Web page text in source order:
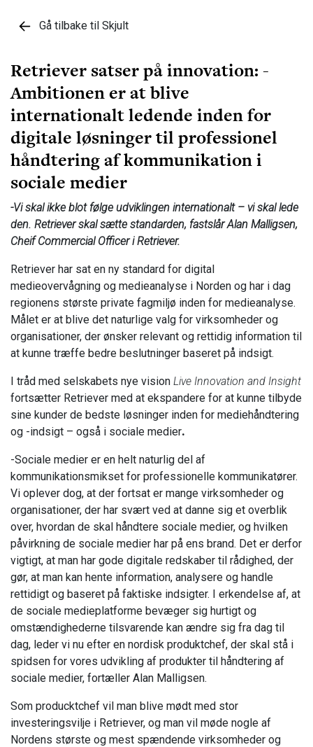
Gå tilbake til Skjult
Retriever satser på innovation: -
Ambitionen er at blive
internationalt ledende inden for
digitale løsninger til professionel
håndtering af kommunikation i
sociale medier
-Vi skal ikke blot følge udviklingen internationalt – vi skal lede
den. Retriever skal sætte standarden, fastslår Alan Malligsen,
Cheif Commercial Officer i Retriever.
Retriever har sat en ny standard for digital
medieovervågning og medieanalyse i Norden og har i dag
regionens største private fagmiljø inden for medieanalyse.
Målet er at blive det naturlige valg for virksomheder og
organisationer, der ønsker relevant og rettidig information til
at kunne træffe bedre beslutninger baseret på indsigt.
I tråd med selskabets nye vision Live Innovation and Insight
fortsætter Retriever med at ekspandere for at kunne tilbyde
sine kunder de bedste løsninger inden for mediehåndtering
og -indsigt – også i sociale medier.
-Sociale medier er en helt naturlig del af
kommunikationsmikset for professionelle kommunikatører.
Vi oplever dog, at der fortsat er mange virksomheder og
organisationer, der har svært ved at danne sig et overblik
over, hvordan de skal håndtere sociale medier, og hvilken
påvirkning de sociale medier har på ens brand. Det er derfor
vigtigt, at man har gode digitale redskaber til rådighed, der
gør, at man kan hente information, analysere og handle
rettidigt og baseret på faktiske indsigter. I erkendelse af, at
de sociale medieplatforme bevæger sig hurtigt og
omstændighederne tilsvarende kan ændre sig fra dag til
dag, leder vi nu efter en nordisk produktchef, der skal stå i
spidsen for vores udvikling af produkter til håndtering af
sociale medier, fortæller Alan Malligsen.
Som producktchef vil man blive mødt med stor
investeringsvilje i Retriever, og man vil møde nogle af
Nordens største og mest spændende virksomheder og